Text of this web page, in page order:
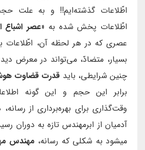
اطّلاعات گذشته‌ایم!! و به علت
اطّلاعات پخش شده به «عصر اشباع
عصری که در هر لحظه آن، اطّلاعات
بسیار، متضادّ، می‌تواند در معرض دید
چنین شرایطی، باید قدرت قضاوت
برابر این حجم و این گونه
وقت‌گذاری برای بهره‌برداری از
آدمیان از ابرمهندس تازه به دوران
میشود به شکلی که رسانه، مهندس